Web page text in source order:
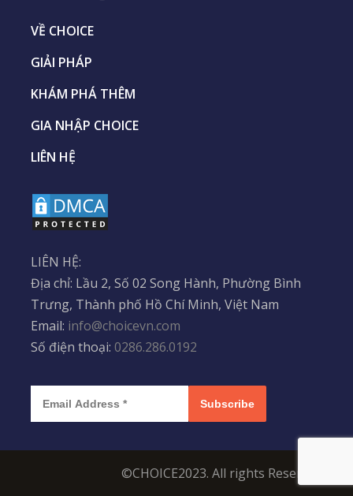
VỀ CHOICE
GIẢI PHÁP
KHÁM PHÁ THÊM
GIA NHẬP CHOICE
LIÊN HỆ
LIÊN HỆ:
Địa chỉ: Lầu 2, Số 02 Song Hành, Phường Bình
Trưng, Thành phố Hồ Chí Minh, Việt Nam
Email: info@choicevn.com
Số điện thoại: 0286.286.0192
Subscribe
©CHOICE2023. All rights Reserved